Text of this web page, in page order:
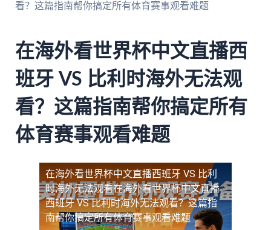
看？这篇指南帮你搞定所有体育赛事观看难题
在海外看世界杯中文直播西
班牙 VS 比利时海外无法观
看？这篇指南帮你搞定所有
体育赛事观看难题
在海外看世界杯中文直播西班牙 VS 比利
时海外无法观看在海外看世界杯中文直播
西班牙 VS 比利时海外无法观看？这篇指
南帮你搞定所有体育赛事观看难题